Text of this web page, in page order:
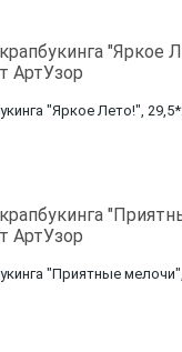
"Яркое Лето!",
"Приятные